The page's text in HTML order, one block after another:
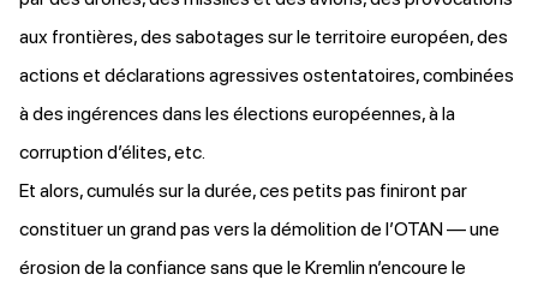
aux frontières, des sabotages sur le territoire européen, des
actions et déclarations agressives ostentatoires, combinées
à des ingérences dans les élections européennes, à la
corruption d’élites, etc.
Et alors, cumulés sur la durée, ces petits pas finiront par
constituer un grand pas vers la démolition de l’OTAN — une
érosion de la confiance sans que le Kremlin n’encoure le